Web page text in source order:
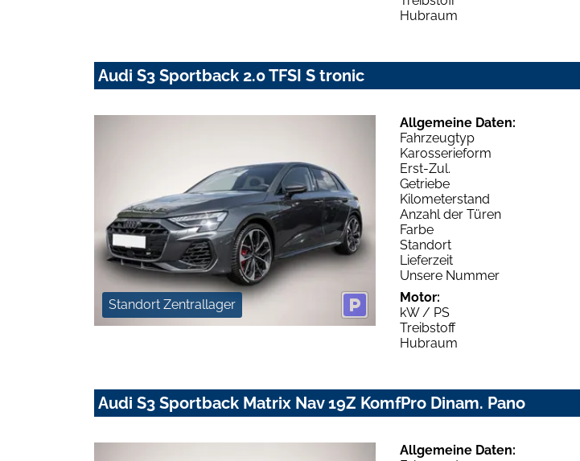
Hubraum
Audi S3 Sportback 2.0 TFSI S tronic
Standort Zentrallager
Allgemeine Daten:
Fahrzeugtyp
Karosserieform
Erst-Zul.
Getriebe
Kilometerstand
Anzahl der Türen
Farbe
Standort
Lieferzeit
Unsere Nummer
Motor:
kW / PS
Treibstoff
Hubraum
Audi S3 Sportback Matrix Nav 19Z KomfPro Dinam. Pano
Allgemeine Daten: